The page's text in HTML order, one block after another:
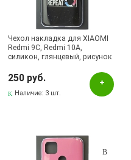
Чехол накладка для XIAOMI
Redmi 9C, Redmi 10A,
силикон, глянцевый, рисунок
250 руб.
Наличие: 3 шт.